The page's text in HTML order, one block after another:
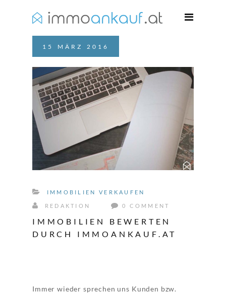
15 MÄRZ 2016
IMMOBILIEN VERKAUFEN
REDAKTION 0 COMMENT
IMMOBILIEN BEWERTEN
DURCH IMMOANKAUF.AT
Immer wieder sprechen uns Kunden bzw.